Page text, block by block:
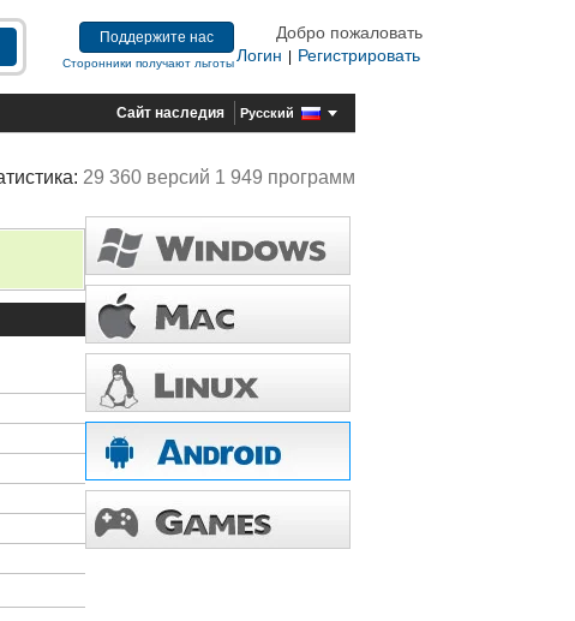
Поддержите нас
Сторонники получают льготы
Добро пожаловать
Логин
Регистрировать
Сайт наследия Русский
29 360 версий 1 949 программ